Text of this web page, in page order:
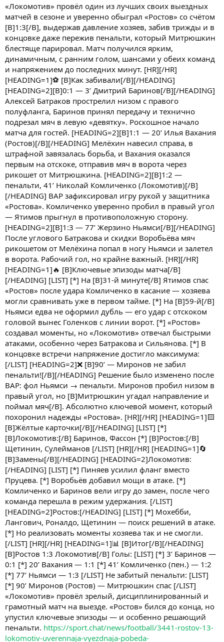
«Локомотив» провёл один из лучших своих выездных
матчей в сезоне и уверенно обыграл «Ростов» со счётом
[B]1:3[/B], выдержав давление хозяев, забив трижды и в
концовке даже пережив пенальти, который Митрюшкин
блестяще парировал. Матч получился ярким,
динамичным, с ранним голом, шансами у обеих команд
и напряжением до последних минут. [HR][/HR]
[HEADING=1]⚽ [B]Как забивали[/B][/HEADING]
[HEADING=2][B]0:1 — 3’ Дмитрий Баринов[/B][/HEADING]
Алексей Батраков прострелил низом с правого
полуфланга, Баринов принял передачу и технично
подрезал мяч в левую «девятку». Роскошное начало
матча для гостей. [HEADING=2][B]1:1 — 20’ Илья Вахания
(Ростов)[/B][/HEADING] Мелёхин навесил справа, в
штрафной завязалась борьба, и Вахания оказался
первым на отскоке, отправив мяч в ворота через
рикошет от Митрюшкина. [HEADING=2][B]1:2 —
пенальти, 41’ Николай Комличенко (Локомотив)[/B]
[/HEADING] ВАР зафиксировал игру рукой у защитника
«Ростова». Комличенко уверенно пробил в правый угол
— Ятимов прыгнул в противоположную сторону.
[HEADING=2][B]1:3 — 77’ Жерзино Ньямси[/B][/HEADING]
После углового Батракова и скидки Воробьёва мяч
рикошетом от Мелёхина попал в ногу Ньямси и залетел
в ворота. Рабочий гол, но крайне важный. [HR][/HR]
[HEADING=1]🔥 [B]Ключевые эпизоды матча[/B]
[/HEADING] [LIST] [*] На [B]31-й минуте[/B] Ятимов спас
«Ростов» после удара Комличенко в касание — хозяева
могли сравнивать уже в первом тайме. [*] На [B]59-й[/B]
Ньямси едва не оформил дубль — его удар с отскоком
головой вынес Голенков с линии ворот. [*] «Ростов»
создавал моменты, но «Локомотив» отвечал быстрыми
атаками, особенно через Батракова и Сильянова. [*] В
концовке встречи напряжение достигло максимума:
[/LIST] [HEADING=2]❌ [B]90’ — Миронов не забил
пенальти![/B][/HEADING] Решение было изменено после
ВАР: фол Ньямси → пенальти. Миронов пробил низом в
правый угол, но [B]Митрюшкин угадал направление и
поймал мяч[/B]. Абсолютно ключевой момент, который
похоронил надежды «Ростова». [HR][/HR] [HEADING=1]🟨
[B]Жёлтые карточки[/B][/HEADING] [LIST] [*]
[B]Локомотив:[/B] Баринов, Фассон [*] [B]Ростов:[/B]
Щетинин, Сулейманов [/LIST] [HR][/HR] [HEADING=1]🔄
[B]Замены[/B][/HEADING] [HEADING=2]Локомотив:
[/HEADING] [LIST] [*] Пиняев усилил фланг вместо
Пруцева. [*] Воробьёв добавил мощи в атаке. [*]
Комличенко и Баринов вели игру до замен, после чего
команда перешла в режим удержания. [/LIST]
[HEADING=2]Ростов:[/HEADING] [LIST] [*] Мохебби,
Лангович, Роналдо, Щетинин — поиск решений в атаке.
[*] Но реализовать моменты хозяева так и не смогли.
[/LIST] [HR][/HR] [HEADING=1]📊 [B]Итог[/B][/HEADING]
[B]Ростов 1:3 Локомотив[/B] Голы: [LIST] [*] 3’ Баринов —
0:1 [*] 20’ Вахания — 1:1 [*] 41’ Комличенко (пен.) — 1:2
[*] 77’ Ньямси — 1:3 [/LIST] Не забитый пенальти: [LIST]
[*] 90’ Миронов (Ростов) — Митрюшкин спас [/LIST]
«Локомотив» провёл зрелый, дисциплинированный и
грамотный матч на выезде. «Ростов» бился до конца, но
упустил ключевые эпизоды — и особенно решающий
пенальти. https://sport.chat/news/football/3441-rostov-13-
lokomotiv-uverennaja-vyezdnaja-pobeda-